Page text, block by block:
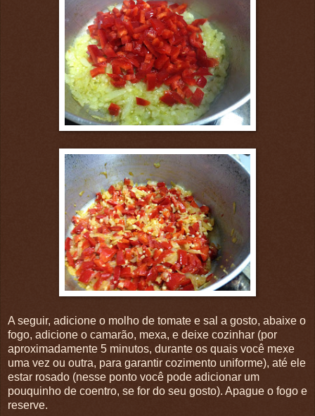
A seguir, adicione o molho de tomate e sal a gosto, abaixe o
fogo, adicione o camarão, mexa, e deixe cozinhar (por
aproximadamente 5 minutos, durante os quais você mexe
uma vez ou outra, para garantir cozimento uniforme), até ele
estar rosado (nesse ponto você pode adicionar um
pouquinho de coentro, se for do seu gosto). Apague o fogo e
reserve.